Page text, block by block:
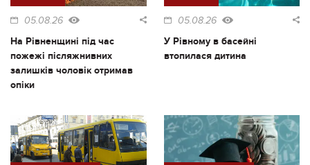
05.08.26
На Рівненщині під час
пожежі післяжнивних
залишків чоловік отримав
опіки
05.08.26
У Рівному в басейні
втопилася дитина